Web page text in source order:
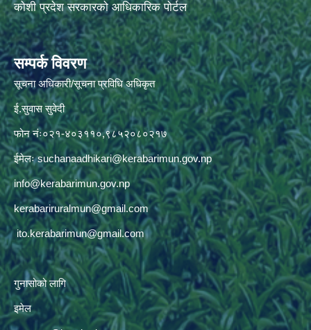
कोशी प्रदेश सरकारको आधिकारिक पोर्टल
सम्पर्क विवरण
सूचना अधिकारी/सूचना प्रविधि अधिकृत
ई.सुवास सुवेदी
फोन नंः०२१-४०३११०,९८५२०८०२१७
ईमेलःsuchanaadhikari@kerabarimun.gov.np
info@kerabarimun.gov.np
kerabariruralmun@gmail.com
ito.kerabarimun@gmail.com
गुनासोको लागि
इमेल